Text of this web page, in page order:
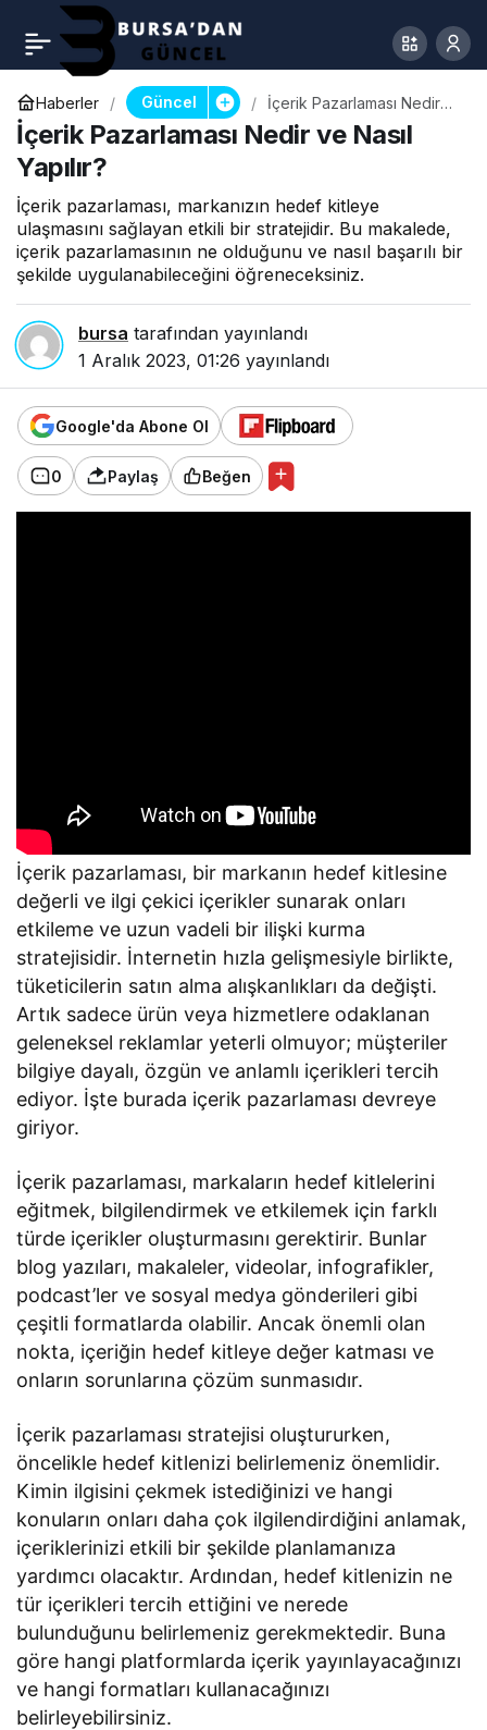
Haberler Güncel
İçerik Pazarlaması Nedir
ve Nasıl Yapılır?
İçerik Pazarlaması Nedir ve Nasıl
Yapılır?
İçerik pazarlaması, markanızın hedef kitleye
ulaşmasını sağlayan etkili bir stratejidir. Bu makalede,
içerik pazarlamasının ne olduğunu ve nasıl başarılı bir
şekilde uygulanabileceğini öğreneceksiniz.
bursa tarafından yayınlandı
1 Aralık 2023, 01:26 yayınlandı
Google'da Abone Ol
0 Paylaş Beğen
İçerik pazarlaması, bir markanın hedef kitlesine
değerli ve ilgi çekici içerikler sunarak onları
etkileme ve uzun vadeli bir ilişki kurma
stratejisidir. İnternetin hızla gelişmesiyle birlikte,
tüketicilerin satın alma alışkanlıkları da değişti.
Artık sadece ürün veya hizmetlere odaklanan
geleneksel reklamlar yeterli olmuyor; müşteriler
bilgiye dayalı, özgün ve anlamlı içerikleri tercih
ediyor. İşte burada içerik pazarlaması devreye
giriyor.
İçerik pazarlaması, markaların hedef kitlelerini
eğitmek, bilgilendirmek ve etkilemek için farklı
türde içerikler oluşturmasını gerektirir. Bunlar
blog yazıları, makaleler, videolar, infografikler,
podcast’ler ve sosyal medya gönderileri gibi
çeşitli formatlarda olabilir. Ancak önemli olan
nokta, içeriğin hedef kitleye değer katması ve
onların sorunlarına çözüm sunmasıdır.
İçerik pazarlaması stratejisi oluştururken,
öncelikle hedef kitlenizi belirlemeniz önemlidir.
Kimin ilgisini çekmek istediğinizi ve hangi
konuların onları daha çok ilgilendirdiğini anlamak,
içeriklerinizi etkili bir şekilde planlamanıza
yardımcı olacaktır. Ardından, hedef kitlenizin ne
tür içerikleri tercih ettiğini ve nerede
bulunduğunu belirlemeniz gerekmektedir. Buna
göre hangi platformlarda içerik yayınlayacağınızı
ve hangi formatları kullanacağınızı
belirleyebilirsiniz.